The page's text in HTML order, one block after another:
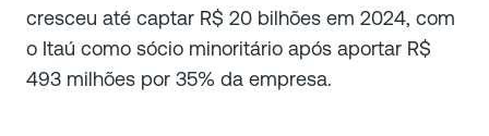
cresceu até captar R$ 20 bilhões em 2024, com
o Itaú como sócio minoritário após aportar R$
493 milhões por 35% da empresa.